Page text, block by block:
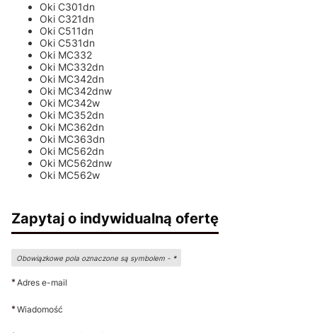
Oki C301dn
Oki C321dn
Oki C511dn
Oki C531dn
Oki MC332
Oki MC332dn
Oki MC342dn
Oki MC342dnw
Oki MC342w
Oki MC352dn
Oki MC362dn
Oki MC363dn
Oki MC562dn
Oki MC562dnw
Oki MC562w
Zapytaj o indywidualną ofertę
Obowiązkowe pola oznaczone są symbolem - *
*Adres e-mail
*Wiadomość